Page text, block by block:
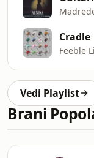
Cradle
Feeble
Vedi Playlist
Brani